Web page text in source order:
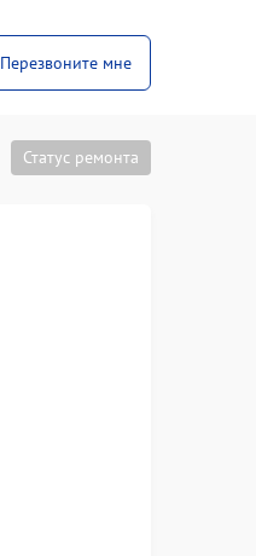
Перезвоните мне
Статус ремонта